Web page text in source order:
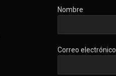
Nombre
Correo electrónico